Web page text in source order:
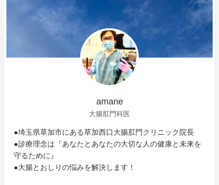
amane
大腸肛門科医
●埼玉県草加市にある草加西口大腸肛門クリニック院長
●診療理念は『あなたとあなたの大切な人の健康と未来を
守るために』
●大腸とおしりの悩みを解決します！